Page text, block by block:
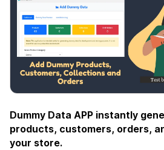
Dummy Data APP instantly
products, customers, orders,
your store.